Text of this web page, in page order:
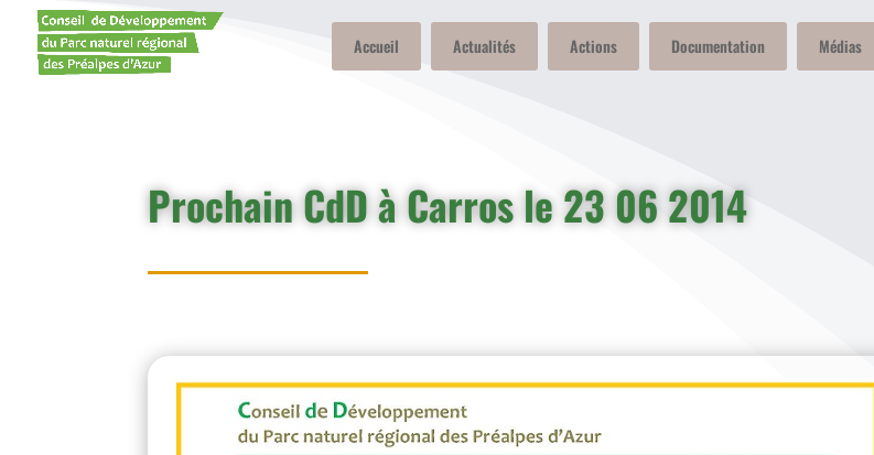
Accueil Actualités Actions Documentation Médias
Prochain CdD à Carros le 23 06 2014